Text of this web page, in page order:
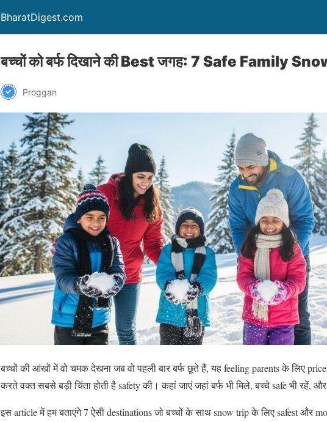
BharatDigest.com
बच्चों को बर्फ दिखाने की Best जगह: 7 Safe Family
Proggan
बच्चों की आंखों में वो चमक देखना जब वो पहली बार बर्फ छूते हैं, यह feeling parents के लिए
करते वक्त सबसे बड़ी चिंता होती है safety की। कहां जाएं जहां बर्फ भी मिले, बच्चे safe भी रहें,
इस article में हम बताएंगे 7 ऐसी destinations जो बच्चों के साथ snow trip के लिए safest और